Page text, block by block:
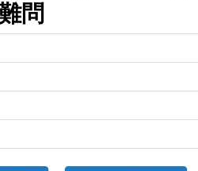
難問